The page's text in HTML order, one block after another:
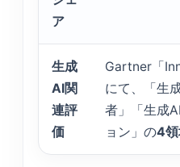
ア
生成
AI関
連評
価
Gartner「
にて、「生
者」「生成
ョン」の4領